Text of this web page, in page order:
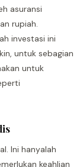
asuransi
rupiah.
investasi ini
untuk sebagian
untuk
Ini hanyalah
keahlian